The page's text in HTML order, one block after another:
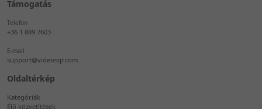
Támogatás
Telefon
+36 1 889 7603
E-mail
support@videosqr.com
Oldaltérkép
Kategóriák
Élő közvetítések